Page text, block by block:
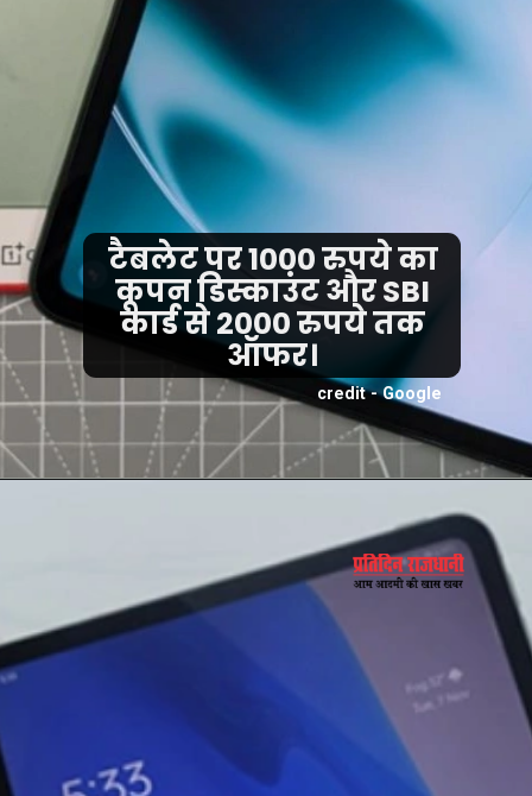
टैबलेट पर 1000 रुपये का
कूपन डिस्काउंट और SBI
कार्ड से 2000 रुपये तक
ऑफर।
credit - Google